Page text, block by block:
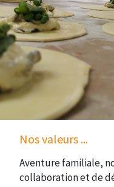
Nos valeurs ...
Aventure familiale,
collaboration et de